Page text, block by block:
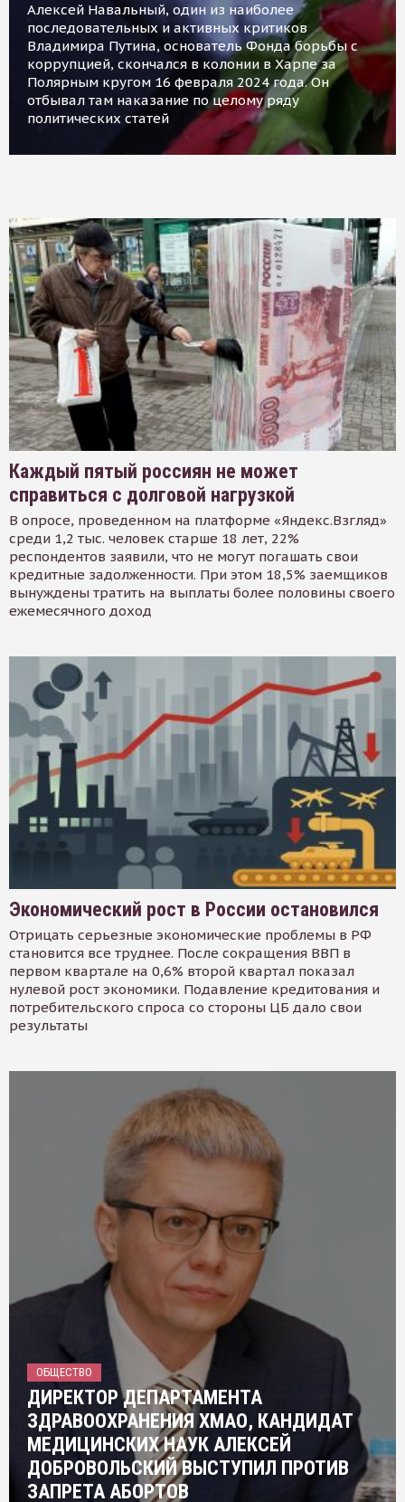
Алексей Навальный, один из наиболее
последовательных и активных критиков
Владимира Путина, основатель Фонда борьбы с
коррупцией, скончался в колонии в Харпе за
Полярным кругом 16 февраля 2024 года. Он
отбывал там наказание по целому ряду
политических статей
Каждый пятый россиян не может
справиться с долговой нагрузкой
В опросе, проведенном на платформе «Яндекс.Взгляд»
среди 1,2 тыс. человек старше 18 лет, 22%
респондентов заявили, что не могут погашать свои
кредитные задолженности. При этом 18,5% заемщиков
вынуждены тратить на выплаты более половины своего
ежемесячного доход
Экономический рост в России остановился
Отрицать серьезные экономические проблемы в РФ
становится все труднее. После сокращения ВВП в
первом квартале на 0,6% второй квартал показал
нулевой рост экономики. Подавление кредитования и
потребительского спроса со стороны ЦБ дало свои
результаты
ОБЩЕСТВО
ДИРЕКТОР ДЕПАРТАМЕНТА
ЗДРАВООХРАНЕНИЯ ХМАО, КАНДИДАТ
МЕДИЦИНСКИХ НАУК АЛЕКСЕЙ
ДОБРОВОЛЬСКИЙ ВЫСТУПИЛ ПРОТИВ
ЗАПРЕТА АБОРТОВ